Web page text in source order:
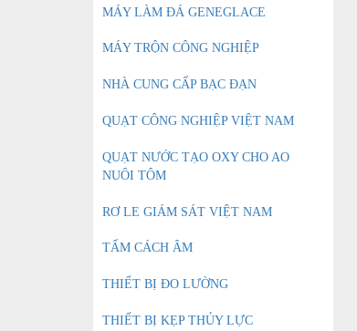
MÁY LÀM ĐÁ GENEGLACE
MÁY TRỘN CÔNG NGHIỆP
NHÀ CUNG CẤP BẠC ĐẠN
QUẠT CÔNG NGHIỆP VIỆT NAM
QUẠT NƯỚC TẠO OXY CHO AO
NUÔI TÔM
RƠ LE GIÁM SÁT VIỆT NAM
TẤM CÁCH ÂM
THIẾT BỊ ĐO LƯỜNG
THIẾT BỊ KẸP THỦY LỰC